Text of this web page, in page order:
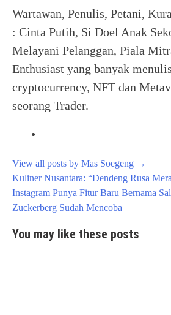
Wartawan, Penulis, Petani,
: Cinta Putih, Si Doel Anak
Melayani Pelanggan, Piala
Enthusiast yang banyak
cryptocurrency, NFT dan
seorang Trader.
View all posts by Mas Soegeng →
Post
navigation
Kuliner Nusantara: “Dendeng Rusa
Instagram Punya Fitur Baru Bernama
Zuckerberg Sudah Mencoba
You may like these posts